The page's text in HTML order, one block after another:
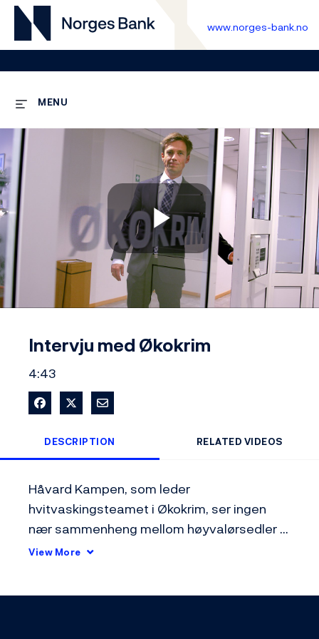
www.norges-bank.no
MENU
Play
Intervju med Økokrim
4:43
Share on Facebook
Share on XShare via Email
DESCRIPTION RELATED VIDEOS
Håvard Kampen, som leder
hvitvaskingsteamet i Økokrim, ser ingen
nær sammenheng mellom høyvalørsedler
View More